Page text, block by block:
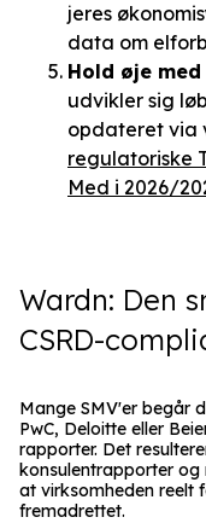
jeres
data om
Hold øje
udvikler sig
opdateret via
regulatoriske
Med i 2026/
Wardn: Den
CSRD-
Mange SMV'er begår
PwC, Deloitte eller
rapporter. Det
konsulentrapporter og
at virksomheden
fremadrettet.